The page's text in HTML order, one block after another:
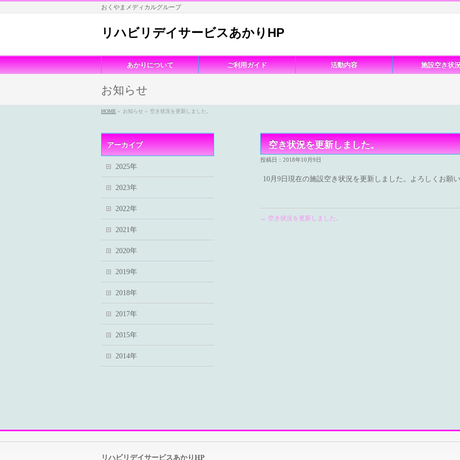
おくやまメディカルグループ
リハビリデイサービスあかりHP
あかりについて ご利用ガイド 活動内容 施設空き状
お知らせ
HOME » お知らせ » 空き状況を更新しました。
空き状況を更新しました。
投稿日：2018年10月9日
10月9日現在の施設空き状況を更新しました。よろしくお願い
← 空き状況を更新しました。
アーカイブ
2025年
2023年
2022年
2021年
2020年
2019年
2018年
2017年
2015年
2014年
リハビリデイサービスあかりHP